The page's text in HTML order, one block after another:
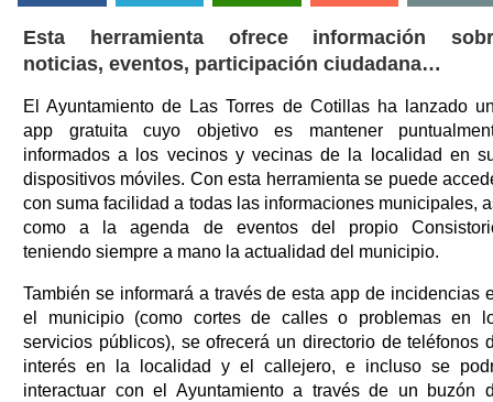
Esta herramienta ofrece información
noticias, eventos, participación ciudadana…
El Ayuntamiento de Las Torres de Cotillas ha lanzado
app gratuita cuyo objetivo es mantener
informados a los vecinos y vecinas de la localidad en
dispositivos móviles. Con esta herramienta se puede
con suma facilidad a todas las informaciones municipales,
como a la agenda de eventos del propio
teniendo siempre a mano la actualidad del municipio.
También se informará a través de esta app de incidencias
el municipio (como cortes de calles o problemas en
servicios públicos), se ofrecerá un directorio de teléfonos
interés en la localidad y el callejero, e incluso se
interactuar con el Ayuntamiento a través de un buzón